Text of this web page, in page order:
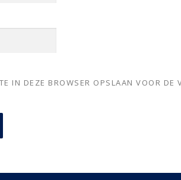
IN DEZE BROWSER OPSLAAN VOOR DE